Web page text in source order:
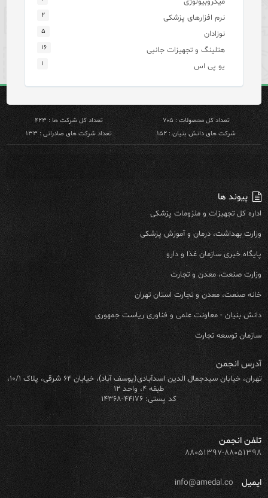
نرم افزارهای پزشکی ۲
نوزادان ۵
هتلینگ و تجهیزات جانبی ۱۶
یو پی اس ۱
تعداد کل محصولات : ۷۰۵
تعداد کل شرکت ها : ۴۲۳
شرکت های دانش بنیان : ۱۵۲
تعداد شرکت های صادراتی : ۱۳۳
پیوند ها
اداره کل تجهیزات و ملزومات پزشکی
وزارت بهداشت، درمان و آموزش پزشکی
پایگاه خبری سازمان غذا و دارو
وزارت صنعت، معدن و تجارت
خانه صنعت، معدن و تجارت استان تهران
دانش بنیان - معاونت علمی و فناوری ریاست جمهوری
سازمان توسعه تجارت
آدرس انجمن
تهران، خیابان سیدجمال الدین اسدآبادی(یوسف آباد)، خیابان ۶۴ شرقی، پلاک ۱۰/۱،
طبقه ۴، واحد ۱۲
کد پستی: ۴۴۱۷۶-۱۴۳۶۸
تلفن انجمن
۸۸۰۵۱۳۹۷-۸۸۰۵۱۳۹۸
ایمیل info@amedal.co